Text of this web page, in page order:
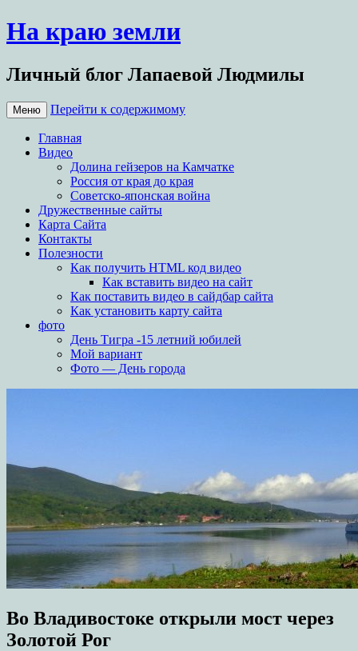
На краю земли
Личный блог Лапаевой Людмилы
Меню Перейти к содержимому
Главная
Видео
Долина гейзеров на Камчатке
Россия от края до края
Советско-японская война
Дружественные сайты
Карта Сайта
Контакты
Полезности
Как получить HTML код видео
Как вставить видео на сайт
Как поставить видео в сайдбар сайта
Как установить карту сайта
фото
День Тигра -15 летний юбилей
Мой вариант
Фото — День города
Во Владивостоке открыли мост через
Золотой Рог